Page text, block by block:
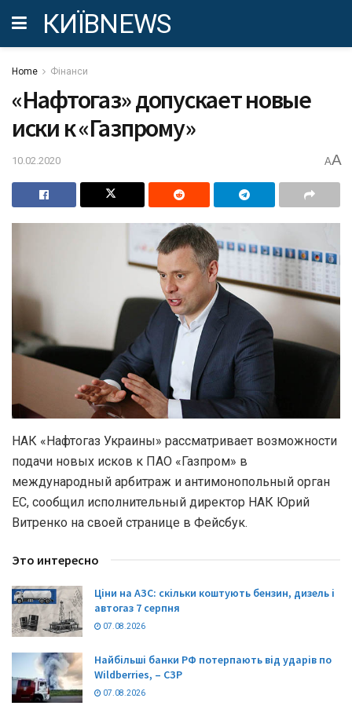
КИЇВNEWS
Home Фінанси
«Нафтогаз» допускает новые
иски к «Газпрому»
10.02.2020 AA
НАК «Нафтогаз Украины» рассматривает возможности
подачи новых исков к ПАО «Газпром» в
международный арбитраж и антимонопольный орган
ЕС, сообщил исполнительный директор НАК Юрий
Витренко на своей странице в Фейсбук.
Это интересно
Ціни на АЗС: скільки коштують бензин, дизель і
автогаз 7 серпня
07.08.2026
Найбільші банки РФ потерпають від ударів по
Wildberries, – СЗР
07.08.2026